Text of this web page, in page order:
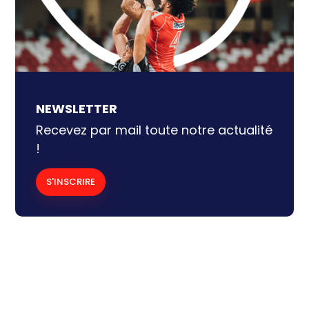
NEWSLETTER
Recevez par mail toute notre actualité
!
S'INSCRIRE